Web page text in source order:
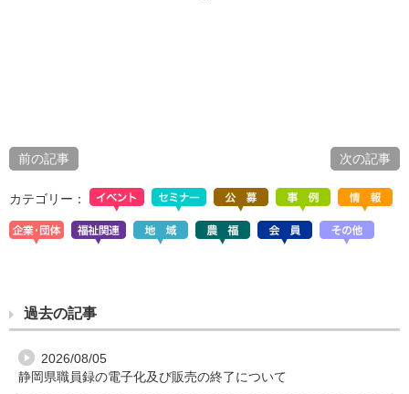
前の記事 次の記事
カテゴリー：
過去の記事
2026/08/05
静岡県職員録の電子化及び販売の終了について